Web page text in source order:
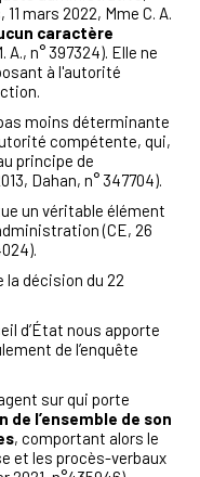
mars 2022, Mme C. A.
caractère
A., n° 397324). Elle ne
à l'autorité
moins déterminante
compétente, qui,
principe de
Dahan, n° 347704).
un véritable élément
(CE, 26
la décision du 22
d’État nous apporte
de l’enquête
sur qui porte
l’ensemble de son
, comportant alors le
et les procès-verbaux